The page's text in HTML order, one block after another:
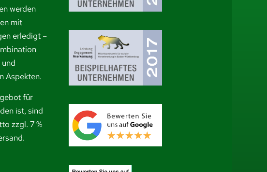
werden
mit
erledigt –
Aspekten.
für
ist, sind
zzgl. 7 %